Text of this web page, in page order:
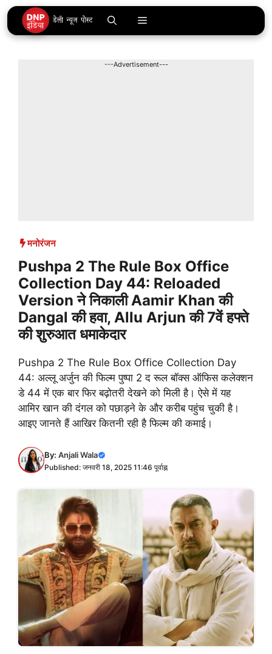
Skip
to
content
Menu
---Advertisement---
मनोरंजन
Pushpa 2 The Rule Box Office
Collection Day 44: Reloaded
Version ने निकाली Aamir Khan की
Dangal की हवा, Allu Arjun की 7वें हफ्ते
की शुरुआत धमाकेदार
Pushpa 2 The Rule Box Office Collection Day
44: अल्लू अर्जुन की फिल्म पुष्पा 2 द रूल बॉक्स ऑफिस कलेक्शन
डे 44 में एक बार फिर बढ़ोतरी देखने को मिली है। ऐसे में यह
आमिर खान की दंगल को पछाड़ने के और करीब पहुंच चुकी है।
आइए जानते हैं आखिर कितनी रही है फिल्म की कमाई।
By: Anjali Wala
Published: जनवरी 18, 2025 11:46 पूर्वाह्न